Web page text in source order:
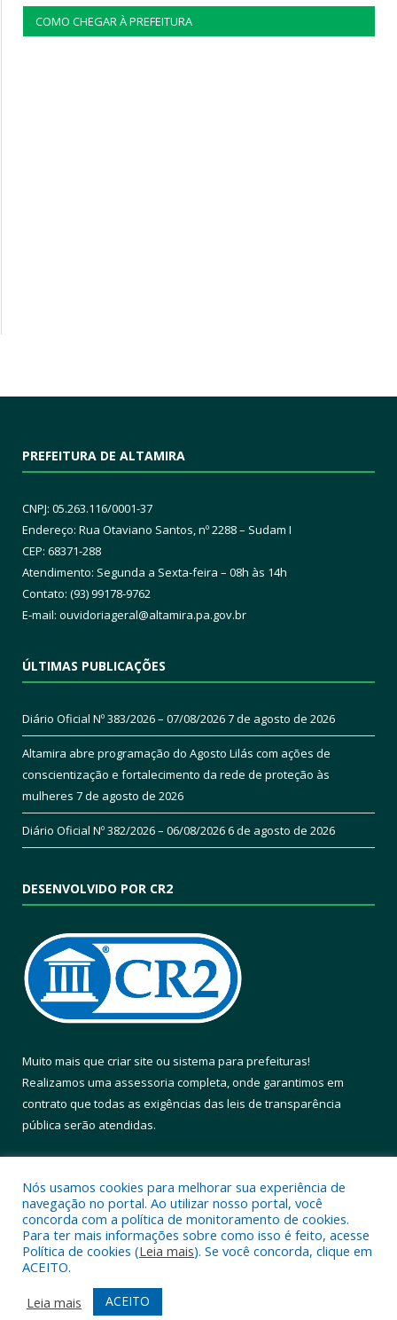
COMO CHEGAR À PREFEITURA
PREFEITURA DE ALTAMIRA
CNPJ: 05.263.116/0001-37
Endereço: Rua Otaviano Santos, nº 2288 – Sudam I
CEP: 68371-288
Atendimento: Segunda a Sexta-feira – 08h às 14h
Contato: (93) 99178-9762
E-mail: ouvidoriageral@altamira.pa.gov.br
ÚLTIMAS PUBLICAÇÕES
Diário Oficial Nº 383/2026 – 07/08/20267 de agosto de 2026
Altamira abre programação do Agosto Lilás com ações de
conscientização e fortalecimento da rede de proteção às
mulheres 7 de agosto de 2026
Diário Oficial Nº 382/2026 – 06/08/20266 de agosto de 2026
DESENVOLVIDO POR CR2
Muito mais que criar site ou sistema para prefeituras!
Realizamos uma assessoria completa, onde garantimos em
contrato que todas as exigências das leis de transparência
pública serão atendidas.
Todos os direitos reservados a Prefeitura Municipal de Altamira.
Mapa do Site
Acessar Área Administrativa
Acessar Webmail
Nós usamos cookies para melhorar sua experiência de
navegação no portal. Ao utilizar nosso portal, você
concorda com a política de monitoramento de cookies.
Para ter mais informações sobre como isso é feito, acesse
Política de cookies (Leia mais). Se você concorda, clique em
ACEITO.
Leia mais
ACEITO